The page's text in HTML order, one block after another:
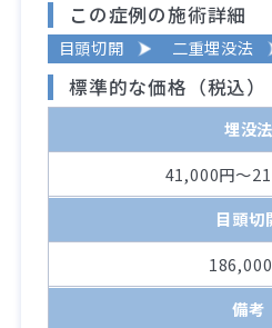
この症例の施術詳細
目頭切開 二重埋没法
標準的な価格（税込）
埋没法
41,000円～
目頭切
備考